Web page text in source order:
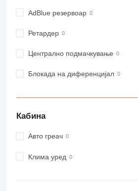
950
955
963
966
982
992
AdBlue резервоар
Ретардер
Централно подмачкување
Блокада на диференцијал
Кабина
Авто греач
Клима уред